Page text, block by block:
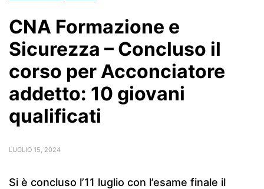
CNA Formazione e
Sicurezza – Concluso il
corso per Acconciatore
addetto: 10 giovani
qualificati
LUGLIO 15, 2024
Si è concluso l’11 luglio con l’esame finale il